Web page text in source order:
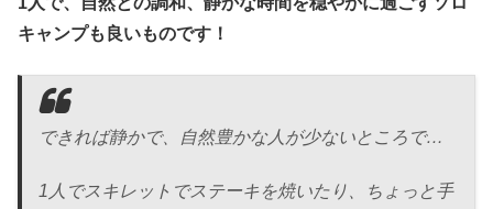
キャンプも良いものです！
できれば静かで、自然豊かな人が少ないところで…
1人でスキレットでステーキを焼いたり、ちょっと手